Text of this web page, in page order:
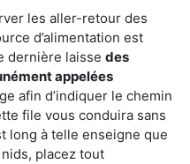
les aller-retour des
d’alimentation est
dernière laisse des
appelées
afin d’indiquer le chemin
file vous conduira sans
long à telle enseigne que
placez tout